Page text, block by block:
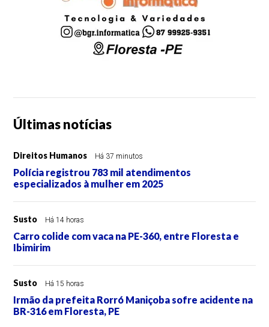
Últimas notícias
Direitos Humanos Há 37 minutos
Polícia registrou 783 mil atendimentos
especializados à mulher em 2025
Susto Há 14 horas
Carro colide com vaca na PE-360, entre Floresta e
Ibimirim
Susto Há 15 horas
Irmão da prefeita Rorró Maniçoba sofre acidente na
BR-316 em Floresta, PE